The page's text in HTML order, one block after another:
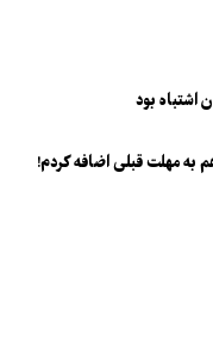
اشتباه بود
به مهلت قبلی اضافه کردم!